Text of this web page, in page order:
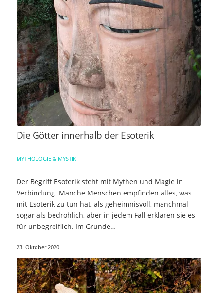
Die Götter innerhalb der Esoterik
MYTHOLOGIE & MYSTIK
Der Begriff Esoterik steht mit Mythen und Magie in
Verbindung. Manche Menschen empfinden alles, was
mit Esoterik zu tun hat, als geheimnisvoll, manchmal
sogar als bedrohlich, aber in jedem Fall erklären sie es
für unbegreiflich. Im Grunde…
23. Oktober 2020